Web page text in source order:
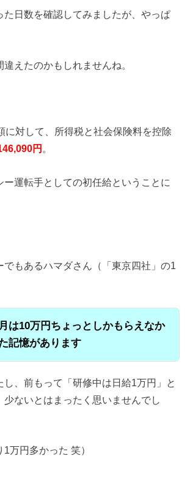
た日数を確認してみましたが、やっぱ
えたのかもしれませんね。
に対して、所得税と社会保険料を控除
円 。
ー運転手としての初任給ということに
でもあるハマダさん（「東京四社」の1
は10万円ちょっとしかもらえなか
記憶があります
し、前もって「研修中は日給1万円」と
少ないとはまったく思いませんでし
1万円多かった 笑）